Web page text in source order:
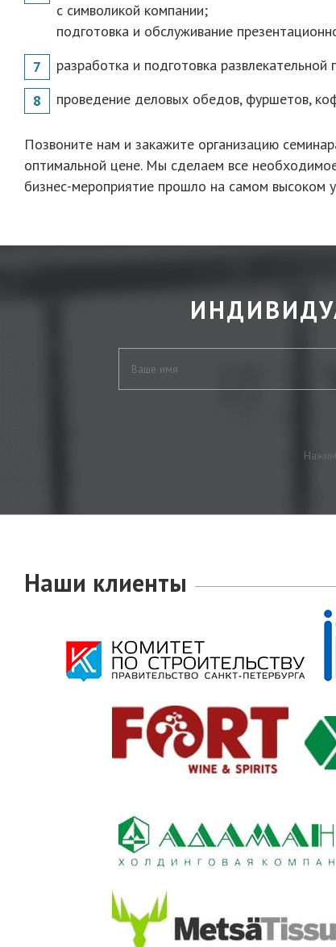
с символикой компании;
подготовка и обслуживание
разработка и подготовка развлекательной
проведение деловых обедов, фуршетов,
Позвоните нам и закажите организацию
оптимальной цене. Мы сделаем все
бизнес-мероприятие прошло на самом высоком
Наши клиенты